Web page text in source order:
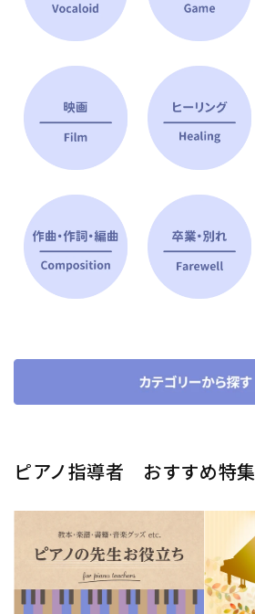
ピアノ指導者 おすすめ特集